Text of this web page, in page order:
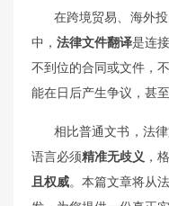
在跨境贸易、海外投
中， 法律文件翻译是连
不到位的合同或文件，
能在日后产生争议，甚
相比普通文书，法
语言必须精准无歧义 ，
且权威。本篇文章将从